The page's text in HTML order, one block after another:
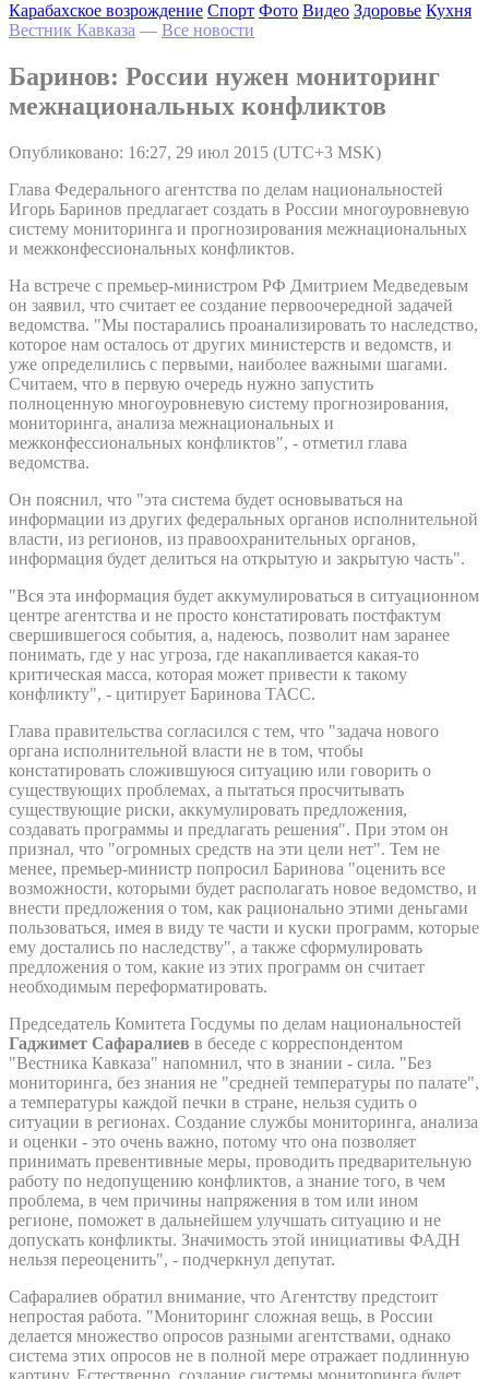
Карабахское возрождение Спорт Фото Видео Здоровье Кухня
Вестник Кавказа — Все новости
Баринов: России нужен мониторинг
межнациональных конфликтов
Опубликовано: 16:27, 29 июл 2015 (UTC+3 MSK)
Глава Федерального агентства по делам национальностей
Игорь Баринов предлагает создать в России многоуровневую
систему мониторинга и прогнозирования межнациональных
и межконфессиональных конфликтов.
На встрече с премьер-министром РФ Дмитрием Медведевым
он заявил, что считает ее создание первоочередной задачей
ведомства. "Мы постарались проанализировать то наследство,
которое нам осталось от других министерств и ведомств, и
уже определились с первыми, наиболее важными шагами.
Считаем, что в первую очередь нужно запустить
полноценную многоуровневую систему прогнозирования,
мониторинга, анализа межнациональных и
межконфессиональных конфликтов", - отметил глава
ведомства.
Он пояснил, что "эта система будет основываться на
информации из других федеральных органов исполнительной
власти, из регионов, из правоохранительных органов,
информация будет делиться на открытую и закрытую часть".
"Вся эта информация будет аккумулироваться в ситуационном
центре агентства и не просто констатировать постфактум
свершившегося события, а, надеюсь, позволит нам заранее
понимать, где у нас угроза, где накапливается какая-то
критическая масса, которая может привести к такому
конфликту", - цитирует Баринова ТАСС.
Глава правительства согласился с тем, что "задача нового
органа исполнительной власти не в том, чтобы
констатировать сложившуюся ситуацию или говорить о
существующих проблемах, а пытаться просчитывать
существующие риски, аккумулировать предложения,
создавать программы и предлагать решения". При этом он
признал, что "огромных средств на эти цели нет". Тем не
менее, премьер-министр попросил Баринова "оценить все
возможности, которыми будет располагать новое ведомство, и
внести предложения о том, как рационально этими деньгами
пользоваться, имея в виду те части и куски программ, которые
ему достались по наследству", а также сформулировать
предложения о том, какие из этих программ он считает
необходимым переформатировать.
Председатель Комитета Госдумы по делам национальностей
Гаджимет Сафаралиев в беседе с корреспондентом
"Вестника Кавказа" напомнил, что в знании - сила. "Без
мониторинга, без знания не "средней температуры по палате",
а температуры каждой печки в стране, нельзя судить о
ситуации в регионах. Создание службы мониторинга, анализа
и оценки - это очень важно, потому что она позволяет
принимать превентивные меры, проводить предварительную
работу по недопущению конфликтов, а знание того, в чем
проблема, в чем причины напряжения в том или ином
регионе, поможет в дальнейшем улучшать ситуацию и не
допускать конфликты. Значимость этой инициативы ФАДН
нельзя переоценить", - подчеркнул депутат.
Сафаралиев обратил внимание, что Агентству предстоит
непростая работа. "Мониторинг сложная вещь, в России
делается множество опросов разными агентствами, однако
система этих опросов не в полной мере отражает подлинную
картину. Естественно, создание системы мониторинга будет